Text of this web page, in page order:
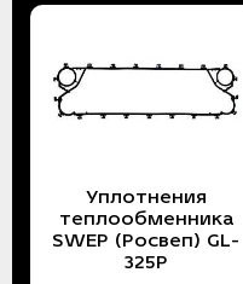
Уплотнения
теплообменника
SWEP (Росвеп) GL-
325P